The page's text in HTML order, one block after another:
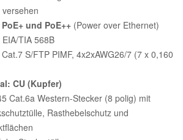
und PoE++ (Power over Ethernet)
TIA 568B
S/FTP PIMF, 4x2xAWG26/7 (7 x 0,160
CU (Kupfer)
Cat.6a Western-Stecker (8 polig) mit
Rasthebelschutz und